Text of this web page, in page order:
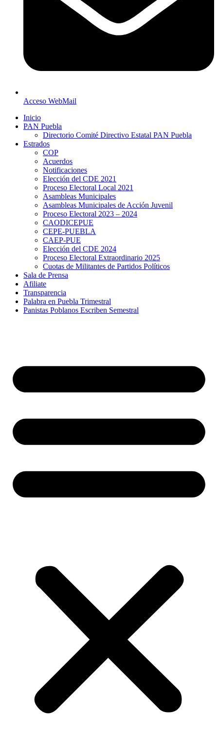
Acceso WebMail
Inicio
PAN Puebla
Directorio Comité Directivo Estatal PAN Puebla
Estrados
COP
Acuerdos
Notificaciones
Elección del CDE 2021
Proceso Electoral Local 2021
Asambleas Municipales
Asambleas Municipales de Acción Juvenil
Proceso Electoral 2023 – 2024
CAODICEPUE
CEPE-PUEBLA
CAEP-PUE
Elección del CDE 2024
Proceso Electoral Extraordinario 2025
Cuotas de Militantes de Partidos Políticos
Sala de Prensa
Afiliate
Transparencia
Palabra en Puebla Trimestral
Panistas Poblanos Escriben Semestral